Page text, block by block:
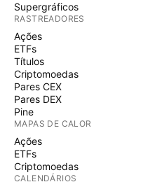
Supergráficos
RASTREADORES
Ações
ETFs
Títulos
Criptomoedas
Pares CEX
Pares DEX
Pine
MAPAS DE CALOR
Ações
ETFs
Criptomoedas
CALENDÁRIOS